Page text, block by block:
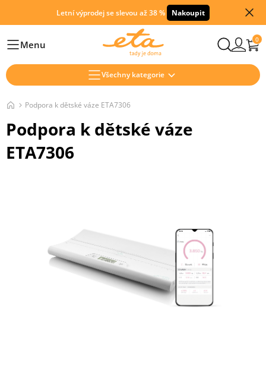
Letní výprodej se slevou až 38 % Nakoupit
HlavníMenu 0
Všechny kategorie
Podpora k dětské váze ETA7306
Podpora k dětské váze
ETA7306